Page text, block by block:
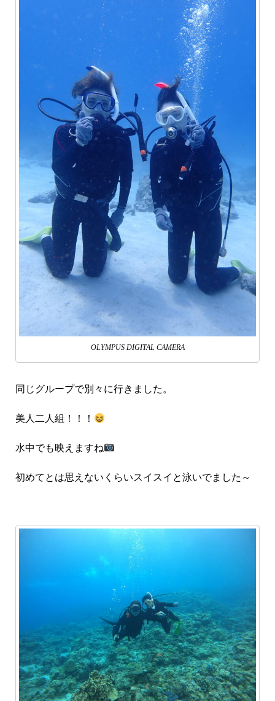
OLYMPUS DIGITAL CAMERA
同じグループで別々に行きました。
美人二人組！！！
水中でも映えますね
初めてとは思えないくらいスイスイと泳いでました～